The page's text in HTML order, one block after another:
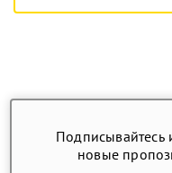
новые